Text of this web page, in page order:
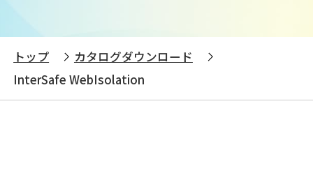
トップ
カタログダウンロード
InterSafe WebIsolation